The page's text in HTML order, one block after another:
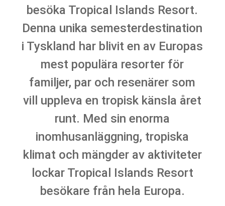
besöka Tropical Islands Resort.
Denna unika semesterdestination
i Tyskland har blivit en av Europas
mest populära resorter för
familjer, par och resenärer som
vill uppleva en tropisk känsla året
runt. Med sin enorma
inomhusanläggning, tropiska
klimat och mängder av aktiviteter
lockar Tropical Islands Resort
besökare från hela Europa.